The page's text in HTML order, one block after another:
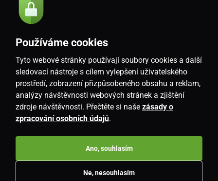
Souhlasím se
CZ
www.i-living.cz. Všechna práva vyhrazena.
Používáme cookies
Tyto webové stránky používají soubory cookies a další
sledovací nástroje s cílem vylepšení uživatelského
prostředí, zobrazení přizpůsobeného obsahu a reklam,
analýzy návštěvnosti webových stránek a zjištění
zdroje návštěvnosti. Přečtěte si naše zásady o
zpracování osobních údajů.
Ne, nesouhlasím
Ano, souhlasím